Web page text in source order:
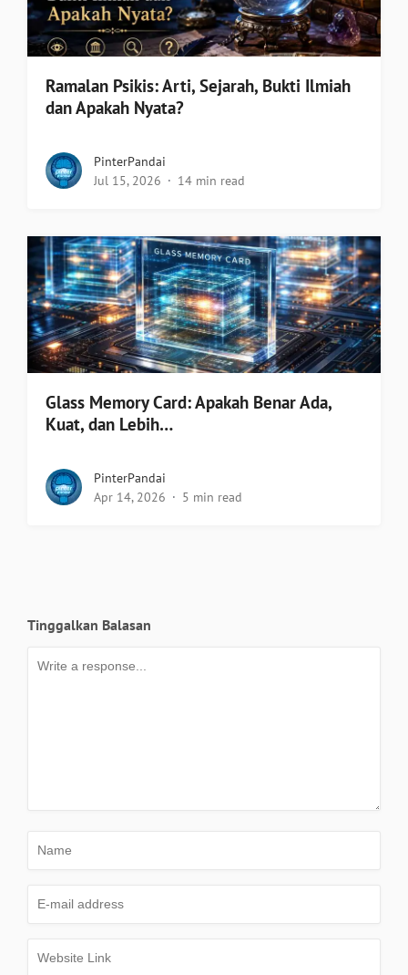
Ramalan Psikis: Arti, Sejarah, Bukti Ilmiah
dan Apakah Nyata?
PinterPandai
Jul 15, 2026
14 min read
Glass Memory Card: Apakah Benar Ada,
Kuat, dan Lebih…
PinterPandai
Apr 14, 2026
5 min read
Tinggalkan Balasan